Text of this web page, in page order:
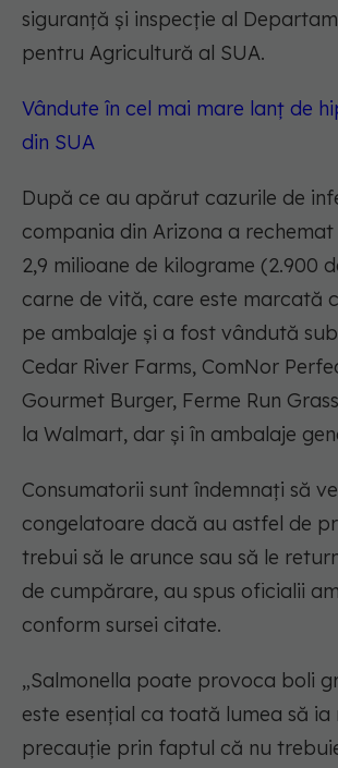
siguranță și inspecție al
pentru Agricultură al SUA.
Vândute în cel mai mare lanț de
din SUA
După ce au apărut cazurile de
compania din Arizona a
2,9 milioane de kilograme (2.900
carne de vită, care este marcată
pe ambalaje și a fost vândută
Cedar River Farms, ComNor
Gourmet Burger, Ferme Run
la Walmart, dar și în ambalaje
Consumatorii sunt îndemnați să
congelatoare dacă au astfel de
trebui să le arunce sau să le
de cumpărare, au spus oficialii
conform sursei citate.
„Salmonella poate provoca boli
este esențial ca toată lumea să ia
precauție prin faptul că nu